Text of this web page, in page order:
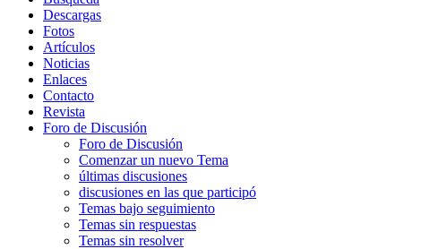
Descargas
Fotos
Artículos
Noticias
Enlaces
Contacto
Revista
Foro de Discusión
Foro de Discusión
Comenzar un nuevo Tema
últimas discusiones
discusiones en las que participó
Temas bajo seguimiento
Temas sin respuestas
Temas sin resolver